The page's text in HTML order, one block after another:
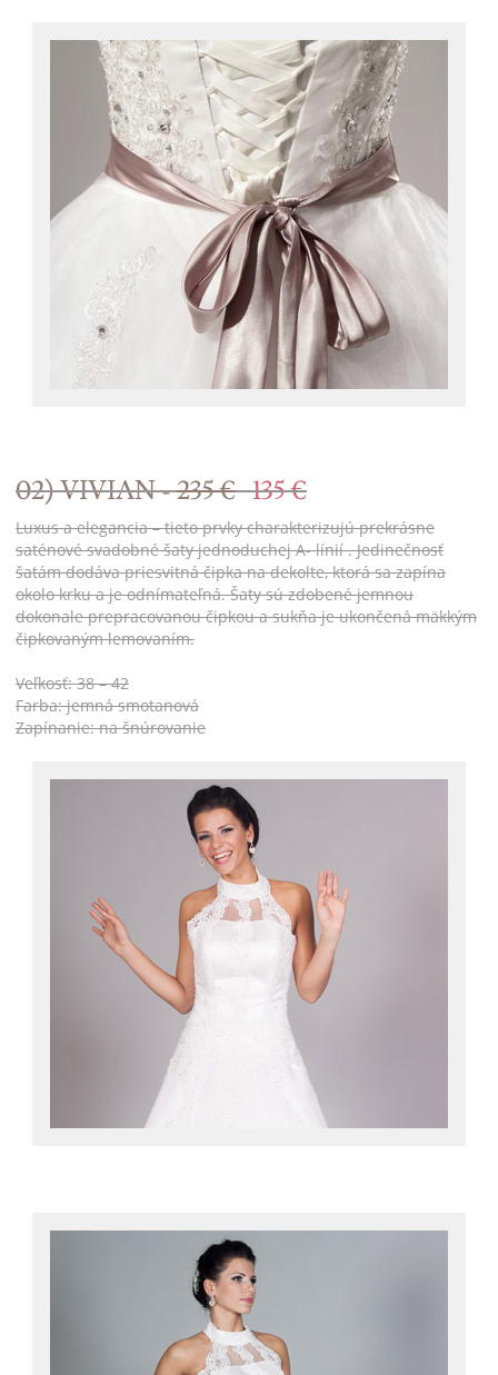
02) VIVIAN -235 € 135 €
Luxus a elegancia – tieto prvky charakterizujú prekrásne
saténové svadobné šaty jednoduchej A- línií . Jedinečnosť
šatám dodáva priesvitná čipka na dekolte, ktorá sa zapína
okolo krku a je odnímateľná. Šaty sú zdobené jemnou
dokonale prepracovanou čipkou a sukňa je ukončená mäkkým
čipkovaným lemovaním.
Veľkosť: 38 – 42
Farba: jemná smotanová
Zapínanie: na šnúrovanie